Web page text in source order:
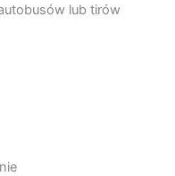
lub tirów